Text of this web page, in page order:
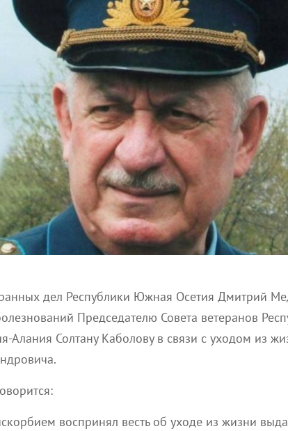
дел Республики Южная Осетия Дмитрий
Председателю Совета ветеранов
Алания Солтану Каболову в связи с уходом из
воспринял весть об уходе из жизни